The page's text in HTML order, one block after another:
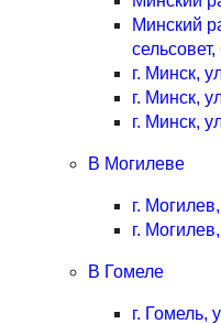
Минский
г. Минск,
г. Минск,
г. Минск,
В Могилеве
г.
г.
В Гомеле
г. Гомель,